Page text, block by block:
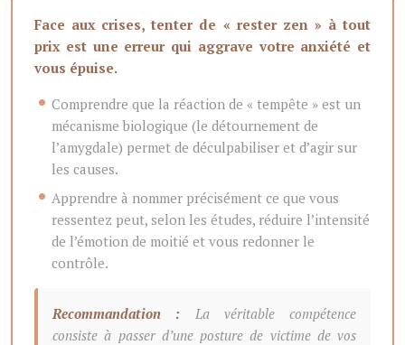
Face aux crises, tenter de « rester zen » à tout
prix est une erreur qui aggrave votre anxiété et
vous épuise.
Comprendre que la réaction de « tempête » est un
mécanisme biologique (le détournement de
l’amygdale) permet de déculpabiliser et d’agir sur
les causes.
Apprendre à nommer précisément ce que vous
ressentez peut, selon les études, réduire l’intensité
de l’émotion de moitié et vous redonner le
contrôle.
Recommandation : La véritable compétence
consiste à passer d’une posture de victime de vos